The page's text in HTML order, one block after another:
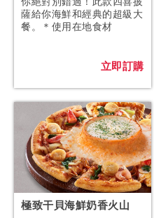
薩給你海鮮和經典的超級大
餐。＊使用在地食材
立即訂購
極致干貝海鮮奶香火山